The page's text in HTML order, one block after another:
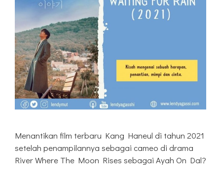
Menantikan film terbaru Kang Haneul di tahun 2021
setelah penampilannya sebagai cameo di drama
River Where The Moon Rises sebagai Ayah On Dal?